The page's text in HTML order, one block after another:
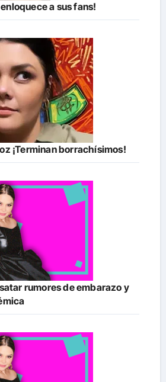
a sus fans!
¡Terminan borrachísimos!
rumores de embarazo y